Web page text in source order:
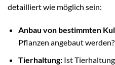
detailliert wie möglich sein:
Anbau von bestimmten
Pflanzen angebaut
Tierhaltung:Ist Tierhaltung